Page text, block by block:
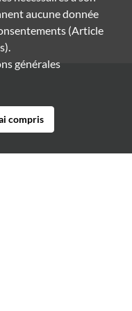
aucune donnée
(Article
générales
compris